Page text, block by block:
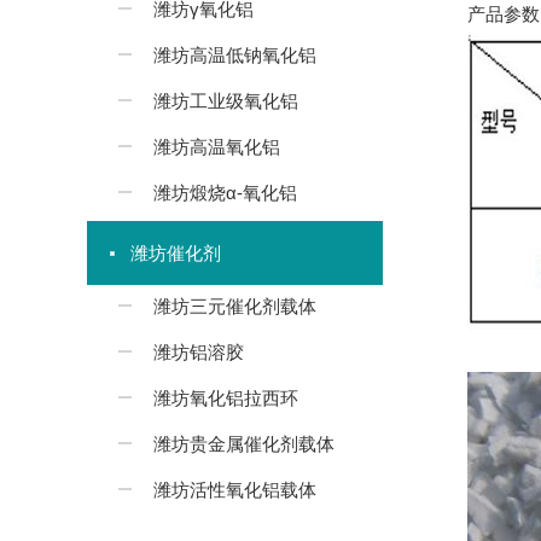
潍坊γ氧化铝
潍坊高温低钠氧化铝
潍坊工业级氧化铝
潍坊高温氧化铝
潍坊煅烧α-氧化铝
潍坊催化剂
潍坊三元催化剂载体
潍坊铝溶胶
潍坊氧化铝拉西环
潍坊贵金属催化剂载体
潍坊活性氧化铝载体
产品参